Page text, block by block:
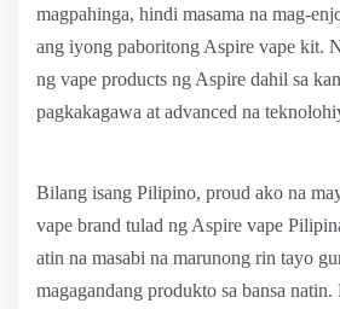
magpahinga, hindi masama na mag-
ang iyong paboritong Aspire vape kit.
ng vape products ng Aspire dahil sa
pagkakagawa at advanced na
Bilang isang Pilipino, proud ako na
vape brand tulad ng Aspire vape
atin na masabi na marunong rin tayo
magagandang produkto sa bansa